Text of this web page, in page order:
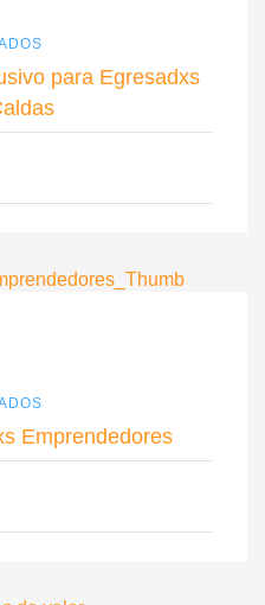
para Egresadxs
Emprendedores